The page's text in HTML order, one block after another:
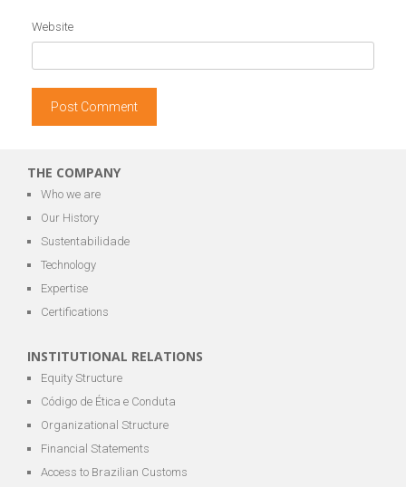
Website
THE COMPANY
Who we are
Our History
Sustentabilidade
Technology
Expertise
Certifications
INSTITUTIONAL RELATIONS
Equity Structure
Código de Ética e Conduta
Organizational Structure
Financial Statements
Access to Brazilian Customs